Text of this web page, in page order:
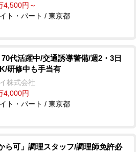
4,500円～
ト・パート / 東京都
代活躍中/交通誘導警備/週2・3日
研修中も手当有
株式会社
4,000円
ト・パート / 東京都
ら可」調理スタッフ/調理師免許必